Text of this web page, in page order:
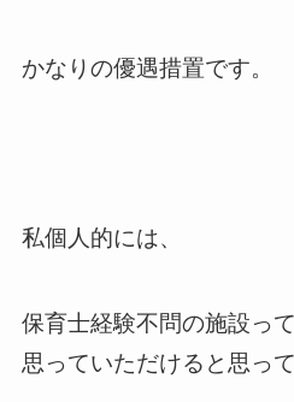
かなりの優遇措置です。
私個人的には、
保育士経験不問の施設っ
思っていただけると思っ